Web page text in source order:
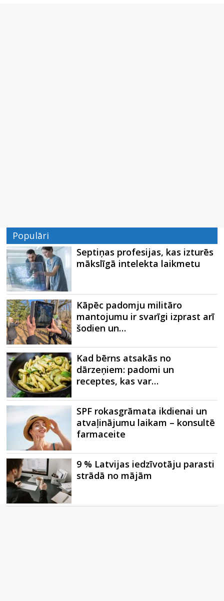
Populāri
Septiņas profesijas, kas izturēs
mākslīgā intelekta laikmetu
Kāpēc padomju militāro
mantojumu ir svarīgi izprast arī
šodien un…
Kad bērns atsakās no
dārzeņiem: padomi un
receptes, kas var…
SPF rokasgrāmata ikdienai un
atvaļinājumu laikam – konsultē
farmaceite
9 % Latvijas iedzīvotāju parasti
strādā no mājām